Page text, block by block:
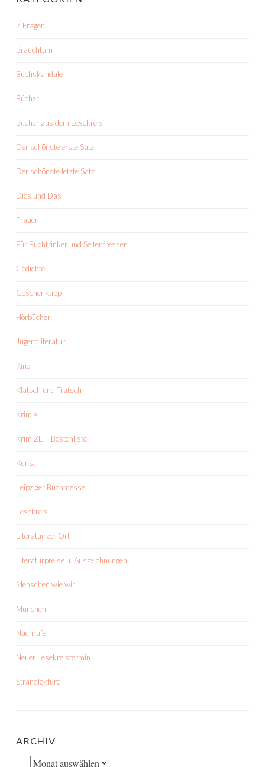
7 Fragen
Brauchtum
Buchskandale
Bücher
Bücher aus dem Lesekreis
Der schönste erste Satz
Der schönste letzte Satz
Dies und Das
Frauen
Für Buchtrinker und Seitenfresser
Gedichte
Geschenktipp
Hörbücher
Jugendliteratur
Kino
Klatsch und Tratsch
Krimis
KrimiZEIT-Bestenliste
Kunst
Leipziger Buchmesse
Lesekreis
Literatur vor Ort
Literaturpreise u. Auszeichnungen
Menschen wie wir
München
Nachrufe
Neuer Lesekreistermin
Strandlektüre
ARCHIV
Archiv